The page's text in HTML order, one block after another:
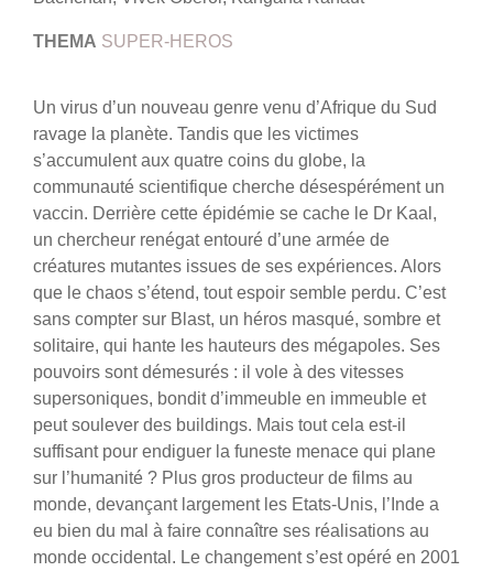
THEMA SUPER-HEROS
Un virus d’un nouveau genre venu d’Afrique du Sud
ravage la planète. Tandis que les victimes
s’accumulent aux quatre coins du globe, la
communauté scientifique cherche désespérément un
vaccin. Derrière cette épidémie se cache le Dr Kaal,
un chercheur renégat entouré d’une armée de
créatures mutantes issues de ses expériences. Alors
que le chaos s’étend, tout espoir semble perdu. C’est
sans compter sur Blast, un héros masqué, sombre et
solitaire, qui hante les hauteurs des mégapoles. Ses
pouvoirs sont démesurés : il vole à des vitesses
supersoniques, bondit d’immeuble en immeuble et
peut soulever des buildings. Mais tout cela est-il
suffisant pour endiguer la funeste menace qui plane
sur l’humanité ? Plus gros producteur de films au
monde, devançant largement les Etats-Unis, l’Inde a
eu bien du mal à faire connaître ses réalisations au
monde occidental. Le changement s’est opéré en 2001